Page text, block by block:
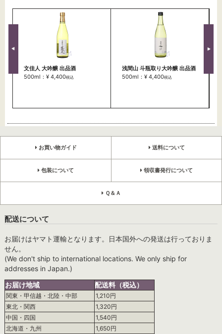
文佳人 大吟醸 出品酒
500ml：¥ 4,400税込
浅間山 斗瓶取り大吟醸 出品酒
500ml：¥ 4,400税込
お買い物ガイド 送料について
包装について 領収書発行について
Ｑ＆Ａ
配送について
お届けはヤマト運輸となります。日本国外への発送は行っておりま
せん。
(We don't ship to international locations. We only ship for
addresses in Japan.)
お届け地域
配送料（税込）
関東・甲信越・北陸・中部
1,210円
東北・関西
1,320円
中国・四国
1,540円
北海道・九州
1,650円